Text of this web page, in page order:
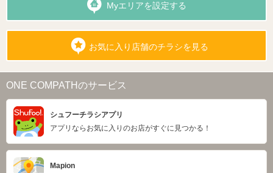
Myエリアを設定する
お気に入り店舗のチラシを見る
ONE COMPATHのサービス
シュフーチラシアプリ
アプリならお気に入りのお店がすぐに見つかる！
Mapion